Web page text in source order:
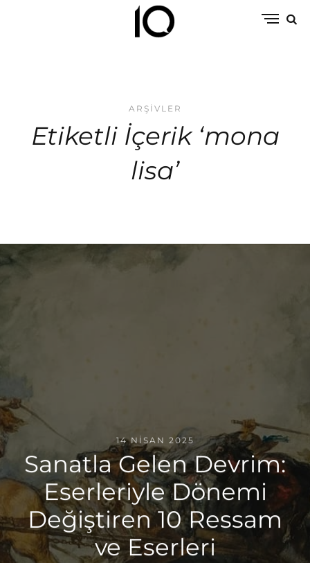
ARŞIVLER
Etiketli İçerik ‘mona
lisa’
14 NISAN 2025
Sanatla Gelen Devrim:
Eserleriyle Dönemi
Değiştiren 10 Ressam
ve Eserleri